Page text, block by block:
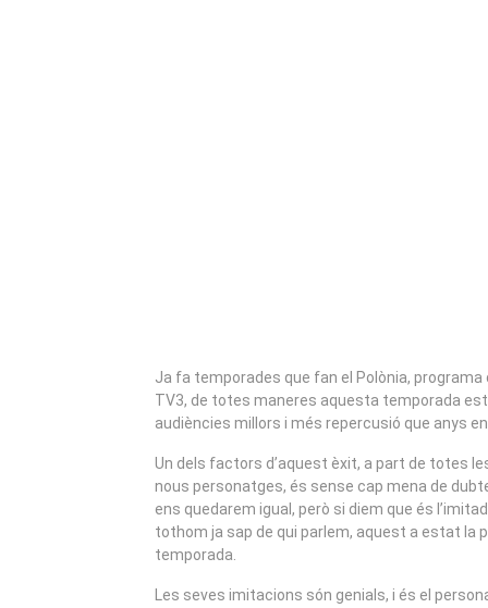
Ja fa temporades que fan el Polònia,
TV3, de totes maneres aquesta temporada
audiències millors i més repercusió que anys
Un dels factors d’aquest èxit, a part de totes
nous personatges, és sense cap mena de
ens quedarem igual, però si diem que és
tothom ja sap de qui parlem, aquest a estat la
temporada.
Les seves imitacions són genials, i és el